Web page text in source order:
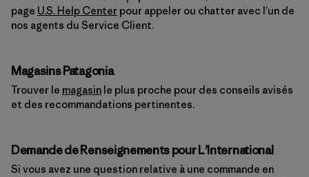
page U.S. Help Center pour appeler ou chatter avec l’un de
nos agents du Service Client.
Magasins Patagonia
Trouver le magasin le plus proche pour des conseils avisés
et des recommandations pertinentes.
Demande de Renseignements pour L’International
Si vous avez une question relative à une commande en